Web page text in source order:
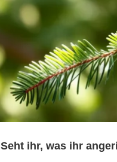
Seht ihr, was ihr